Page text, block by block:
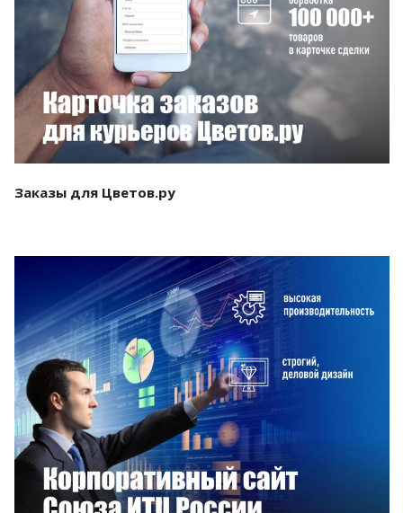
Смотреть проект
Заказы для Цветов.ру
Смотреть проект